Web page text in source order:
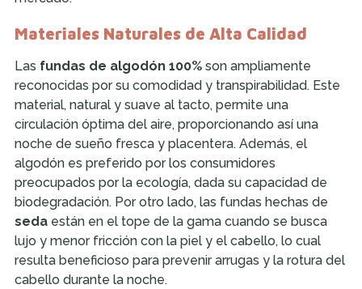
Materiales Naturales de Alta Calidad
Las fundas de algodón 100% son ampliamente
reconocidas por su comodidad y transpirabilidad. Este
material, natural y suave al tacto, permite una
circulación óptima del aire, proporcionando así una
noche de sueño fresca y placentera. Además, el
algodón es preferido por los consumidores
preocupados por la ecología, dada su capacidad de
biodegradación. Por otro lado, las fundas hechas de
seda están en el tope de la gama cuando se busca
lujo y menor fricción con la piel y el cabello, lo cual
resulta beneficioso para prevenir arrugas y la rotura del
cabello durante la noche.